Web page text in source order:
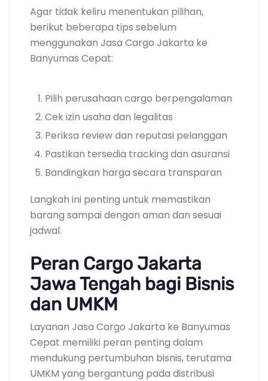
Agar tidak keliru menentukan pilihan,
berikut beberapa tips sebelum
menggunakan Jasa Cargo Jakarta ke
Banyumas Cepat:
Pilih perusahaan cargo berpengalaman
Cek izin usaha dan legalitas
Periksa review dan reputasi pelanggan
Pastikan tersedia tracking dan asuransi
Bandingkan harga secara transparan
Langkah ini penting untuk memastikan
barang sampai dengan aman dan sesuai
jadwal.
Peran Cargo Jakarta
Jawa Tengah bagi Bisnis
dan UMKM
Layanan Jasa Cargo Jakarta ke Banyumas
Cepat memiliki peran penting dalam
mendukung pertumbuhan bisnis, terutama
UMKM yang bergantung pada distribusi